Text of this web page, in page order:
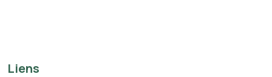
Liens